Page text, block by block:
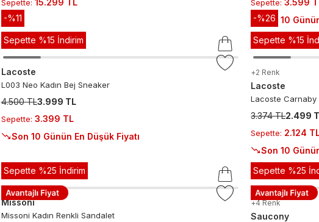
Sepette: 15.299 TL Sepette: 3.599
Son 10
-%11
Sepette %15 İndirim
Lacoste
L003 Neo Kadın Bej Sneaker
4.500 TL3.999 TL
Sepette: 3.399 TL
Son 10 Günün En Düşük Fiyatı
-%26
Sepette %15
+2 Renk
Lacoste
Lacoste Carnaby
3.374 TL2.499
Sepette: 2.124
Son 10
Sepette %25 İndirim
Missoni
Missoni Kadın Renkli Sandalet
Sepette %25
+4 Renk
Saucony